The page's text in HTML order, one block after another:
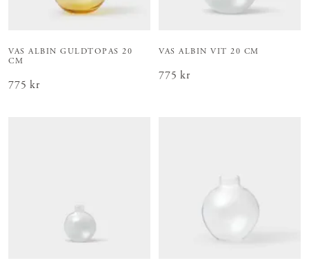
VAS ALBIN GULDTOPAS 20
CM
Pris :775 kr
775 kr
VAS ALBIN VIT 20 CM
Pris :775 kr
775 kr